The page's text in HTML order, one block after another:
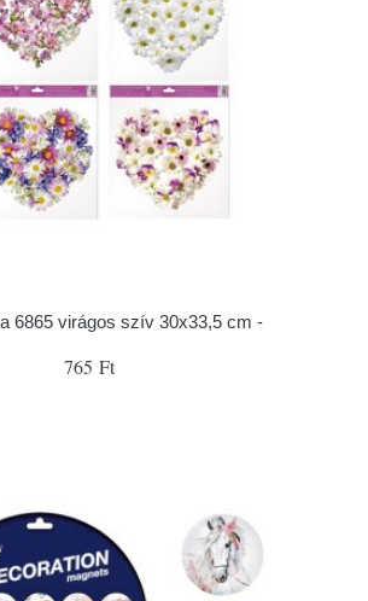
6865 virágos szív 30x33,5 cm -
765 Ft